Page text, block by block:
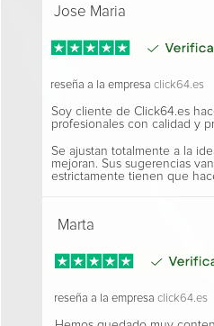
Jose Maria
reseña a la empresa click64.es
Soy cliente de Click64.es
profesionales con calidad y
Se ajustan totalmente a la
mejoran. Sus sugerencias
estrictamente tienen que
Marta
reseña a la empresa click64.es